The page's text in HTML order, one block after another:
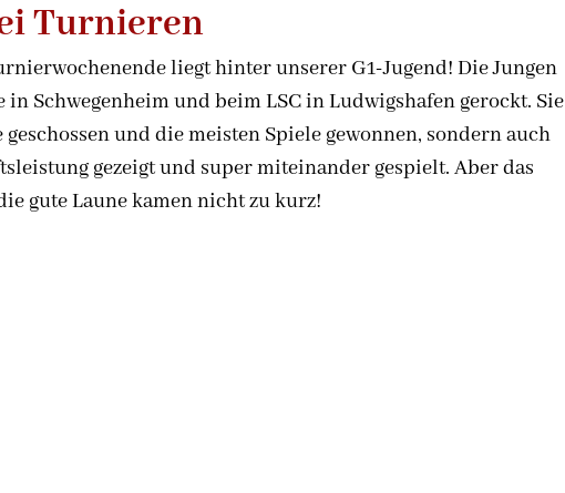
Turnieren
liegt hinter unserer G1-Jugend! Die Jungen
Schwegenheim und beim LSC in Ludwigshafen gerockt. Sie
und die meisten Spiele gewonnen, sondern auch
gezeigt und super miteinander gespielt. Aber das
gute Laune kamen nicht zu kurz!